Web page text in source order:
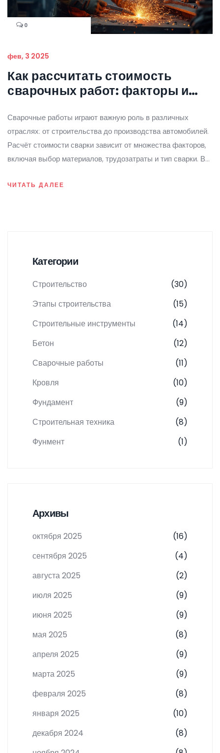
0
фев, 3 2025
Как рассчитать стоимость
сварочных работ: факторы и
Сварочные работы играют важную роль в различных
отраслях: от строительства до производства автомобилей.
Расчёт стоимости сварки зависит от множества факторов,
включая выбор материалов, трудозатраты и тип сварки. В
цену за свои услуги. Это поможет вам лучше понимать
ЧИТАТЬ ДАЛЕЕ
Категории
Строительство
(30)
Этапы строительства
(15)
Строительные инструменты
(14)
Бетон
(12)
Сварочные работы
(11)
Кровля
(10)
Фундамент
(9)
Строительная техника
(8)
Фунмент
(1)
Архивы
октября 2025
(16)
сентября 2025
(4)
августа 2025
(2)
июля 2025
(9)
июня 2025
(9)
мая 2025
(8)
апреля 2025
(9)
марта 2025
(9)
февраля 2025
(8)
января 2025
(10)
декабря 2024
(8)